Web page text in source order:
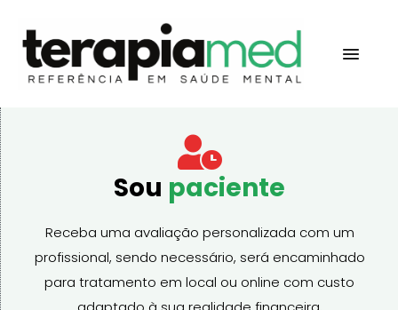
Sou paciente
Receba uma avaliação personalizada com um
profissional, sendo necessário, será encaminhado
para tratamento em local ou online com custo